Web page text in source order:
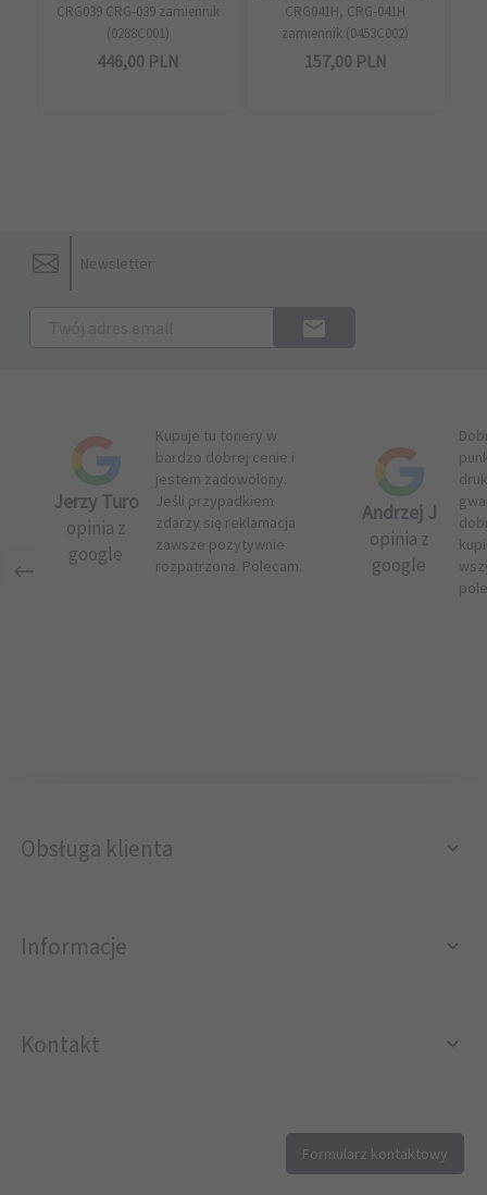
CRG039 CRG-039 zamiennik
(0288C001)
446,00 PLN
CRG041H, CRG-041H
zamiennik (0453C002)
157,00 PLN
Newsletter
Jerzy Turo
opinia z
google
Kupuje tu tonery w
bardzo dobrej cenie i
jestem zadowolony.
Jeśli przypadkiem
zdarzy się reklamacja
zawsze pozytywnie
rozpatrzona. Polecam.
Andrzej J
opinia z
google
Obsługa klienta
Informacje
Kontakt
Formularz kontaktowy